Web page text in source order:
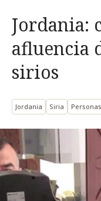
Jordania:
afluencia
sirios
Jordania Siria